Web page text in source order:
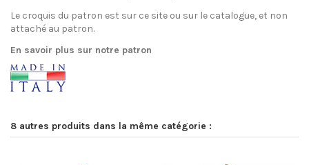
Le croquis du patron est sur ce site ou sur le catalogue, et non
attaché au patron.
En savoir plus sur notre patron
8 autres produits dans la même catégorie :